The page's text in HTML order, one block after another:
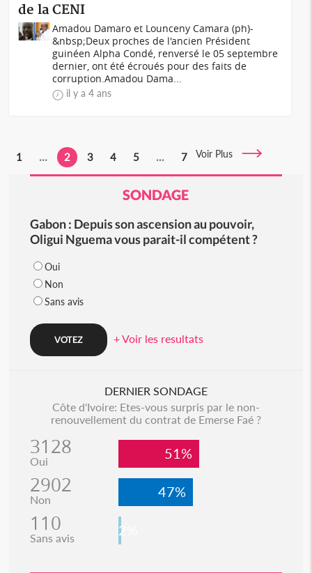
de la CENI
Amadou Damaro et Lounceny Camara (ph)-
&nbsp;Deux proches de l'ancien Président
guinéen Alpha Condé, renversé le 05 septembre
dernier, ont été écroués pour des faits de
corruption.Amadou Dama...
il y a 4 ans
1 ... 2 3 4 5 ... 7 Voir Plus
SONDAGE
Gabon : Depuis son ascension au pouvoir,
Oligui Nguema vous parait-il compétent ?
Oui
Non
Sans avis
+ Voir les resultats
DERNIER SONDAGE
Côte d'Ivoire: Etes-vous surpris par le non-
renouvellement du contrat de Emerse Faé ?
3128
Oui 51%
2902
Non 47%
110
Sans avis 2%